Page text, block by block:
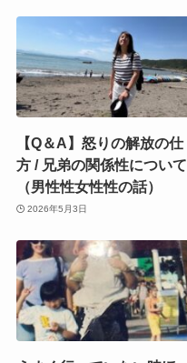
【Q＆A】怒りの解放の仕
方 / 兄弟の関係性について
（男性性女性性の話）
2026年5月3日